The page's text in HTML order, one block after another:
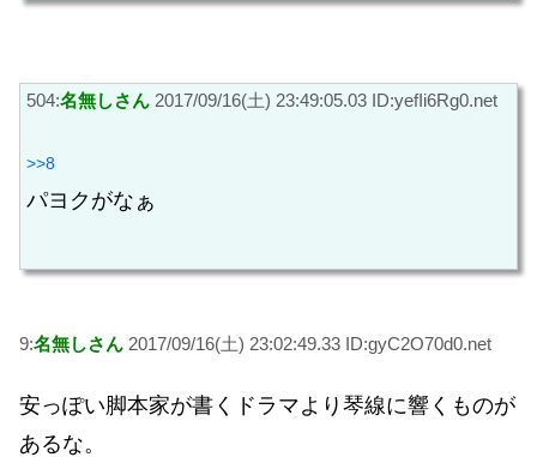
504:名無しさん 2017/09/16(土) 23:49:05.03 ID:yefIi6Rg0.net
>>8
パヨクがなぁ
9:名無しさん 2017/09/16(土) 23:02:49.33 ID:gyC2O70d0.net
安っぽい脚本家が書くドラマより琴線に響くものが
あるな。